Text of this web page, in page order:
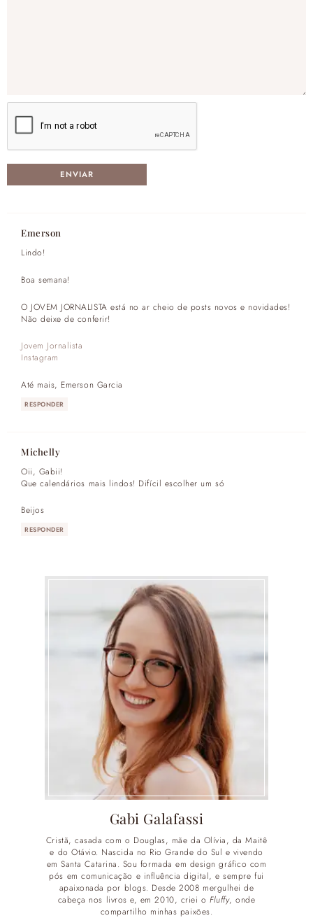
Emerson
Lindo!
Boa semana!
O JOVEM JORNALISTA está no ar cheio de posts novos e novidades!
Não deixe de conferir!
Jovem Jornalista
Instagram
Até mais, Emerson Garcia
RESPONDER
Michelly
Oii, Gabii!
Que calendários mais lindos! Difícil escolher um só
Beijos
RESPONDER
Gabi Galafassi
Cristã, casada com o Douglas, mãe da Olívia, da Maitê
e do Otávio. Nascida no Rio Grande do Sul e vivendo
em Santa Catarina. Sou formada em design gráfico com
pós em comunicação e influência digital, e sempre fui
apaixonada por blogs. Desde 2008 mergulhei de
cabeça nos livros e, em 2010, criei o Fluffy, onde
compartilho minhas paixões.